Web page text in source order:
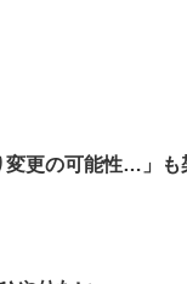
更の可能性…」も